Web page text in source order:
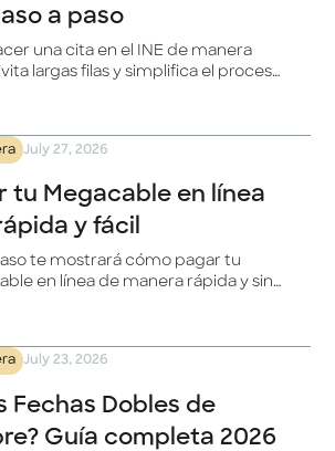
a paso
una cita en el INE de manera
largas filas y simplifica el proceso
July 27, 2026
tu Megacable en línea
y fácil
te mostrará cómo pagar tu
en línea de manera rápida y sin
en México, y con la
podrás gestionar tus pagos de
tu hogar.
July 23, 2026
Fechas Dobles de
Guía completa 2026